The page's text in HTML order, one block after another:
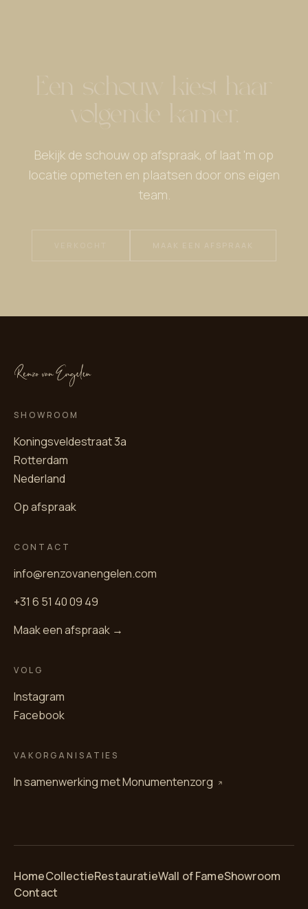
Een schouw kiest haar
volgende kamer.
Bekijk de schouw op afspraak, of laat 'm op
locatie opmeten en plaatsen door ons eigen
team.
MAAK EEN AFSPRAAK
SHOWROOM
Koningsveldestraat 3a
Rotterdam
Nederland
Op afspraak
CONTACT
info@renzovanengelen.com
+31 6 51 40 09 49
Maak een afspraak →
VOLG
Instagram
Facebook
VAKORGANISATIES
In samenwerking metMonumentenzorg
HomeCollectieRestauratieWall of FameShowroom
Contact